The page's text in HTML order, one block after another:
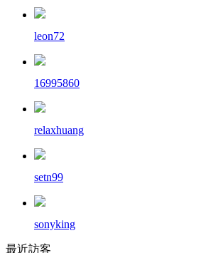
leon72
16995860
relaxhuang
setn99
sonyking
最近訪客